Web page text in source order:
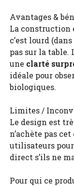
Avantages &
La construction
c’est lourd
pas sur la table.
une clarté
idéale pour
biologiques.
Limites /
Le design est
n’achète pas
utilisateurs
direct s’ils ne
Pour qui ce